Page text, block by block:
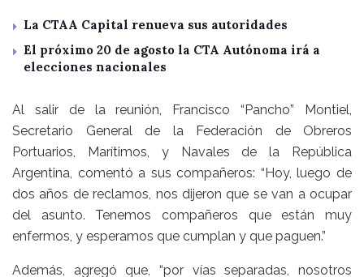
La CTAA Capital renueva sus autoridades
El próximo 20 de agosto la CTA Autónoma irá a
elecciones nacionales
Al salir de la reunión, Francisco “Pancho” Montiel,
Secretario General de la Federación de Obreros
Portuarios, Marítimos, y Navales de la República
Argentina, comentó a sus compañeros: “Hoy, luego de
dos años de reclamos, nos dijeron que se van a ocupar
del asunto. Tenemos compañeros que están muy
enfermos, y esperamos que cumplan y que paguen.”
Además, agregó que, “por vías separadas, nosotros